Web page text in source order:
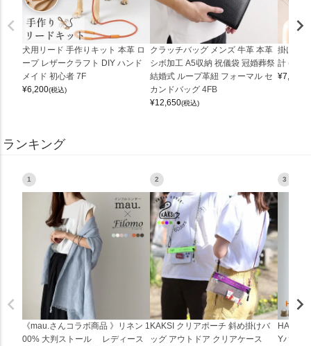
犬用リード 手作りキット 本革 ロ
ープ レザークラフト DIY ハンド
メイド 初心者 7F
¥6,200(税込)
クラッチバッグ メンズ 牛革 本革
シボ加工 A5収納 祝儀袋 冠婚葬祭
結婚式 ループ革紐 フォーマル セ
カンドバッグ 4FB
¥12,650(税込)
掛け時
計
¥7,150
ランキング
1
《mau.さんコラボ商品 》リネン 1
00% 大判ストール レディース
2
KAKSI クリアポーチ 斜め掛けバ
ッグ アウトドア クリアケース
3
Yバッグ